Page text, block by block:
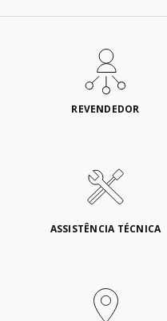
REVENDEDOR
ASSISTÊNCIA TÉCNICA